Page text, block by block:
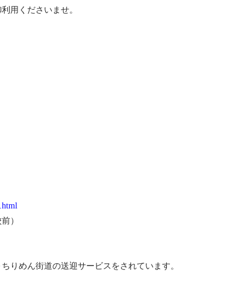
用くださいませ。
）
りめん街道の送迎サービスをされています。